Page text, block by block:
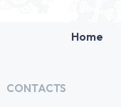
Home
CONTACTS